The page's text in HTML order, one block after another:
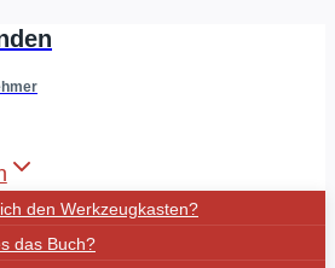
den Werkzeugkasten?
das Buch?